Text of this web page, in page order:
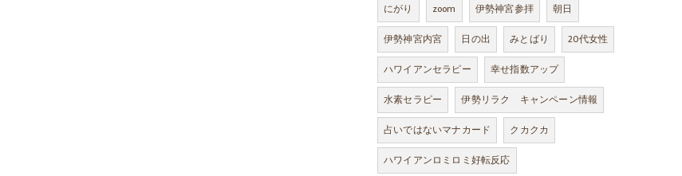
にがり
zoom 伊勢神宮参拝
朝日
伊勢神宮内宮
日の出 みとばり
20代女性
ハワイアンセラピー
幸せ指数アップ
水素セラピー
伊勢リラク キャンペーン情報
占いではないマナカード
クカクカ
ハワイアンロミロミ好転反応